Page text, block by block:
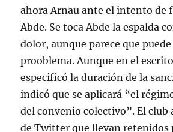
ahora Arnau ante el intento de
Abde. Se toca Abde la espalda
dolor, aunque parece que
prooblema. Aunque en el
especificó la duración de la
indicó que se aplicará “el
del convenio colectivo”. El club
de Twitter que llevan retenidos